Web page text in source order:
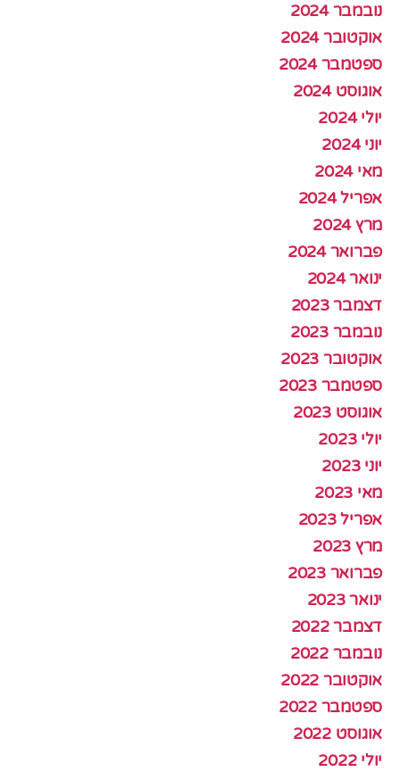
נובמבר 2024
אוקטובר 2024
ספטמבר 2024
אוגוסט 2024
יולי 2024
יוני 2024
מאי 2024
אפריל 2024
מרץ 2024
פברואר 2024
ינואר 2024
דצמבר 2023
נובמבר 2023
אוקטובר 2023
ספטמבר 2023
אוגוסט 2023
יולי 2023
יוני 2023
מאי 2023
אפריל 2023
מרץ 2023
פברואר 2023
ינואר 2023
דצמבר 2022
נובמבר 2022
אוקטובר 2022
ספטמבר 2022
אוגוסט 2022
יולי 2022